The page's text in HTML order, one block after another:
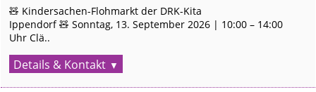
🧸 Kindersachen-Flohmarkt der DRK-Kita
Ippendorf 🧸 Sonntag, 13. September 2026 | 10:00 – 14:00
Uhr Clä..
Details & Kontakt